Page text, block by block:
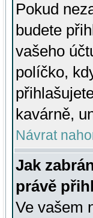
Pokud
budete
vašeho
políčko,
kavárně,
Návrat
Jak
právě
Ve vašem